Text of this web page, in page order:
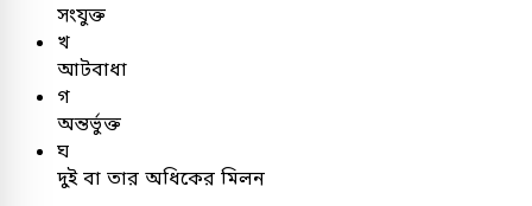
সংযুক্ত
খ
আটবাধা
গ
অন্তর্ভুক্ত
ঘ
দুই বা তার অধিকের মিলন